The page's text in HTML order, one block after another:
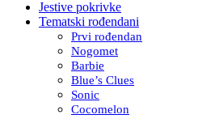
Jestive pokrivke
Tematski rođendani
Prvi rođendan
Nogomet
Barbie
Blue’s Clues
Sonic
Cocomelon